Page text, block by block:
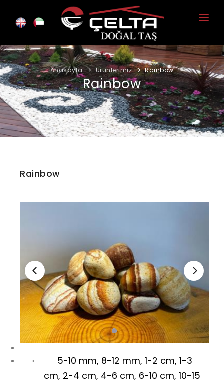
Kurumsal
Ürünlerimiz
Foto Galeri
İletişim
Anasayfa Ürünlerimiz Rainbow
Rainbow
Rainbow
·
5-10 mm, 8-12 mm, 1-2 cm, 1-3
cm, 2-4 cm, 4-6 cm, 6-10 cm, 10-15